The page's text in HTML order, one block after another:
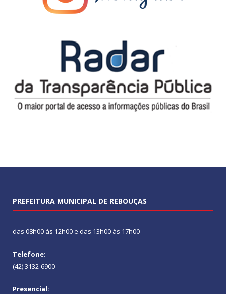
PREFEITURA MUNICIPAL DE REBOUÇAS
das 08h00 às 12h00 e das 13h00 às 17h00
Telefone:
(42) 3132-6900
Presencial: